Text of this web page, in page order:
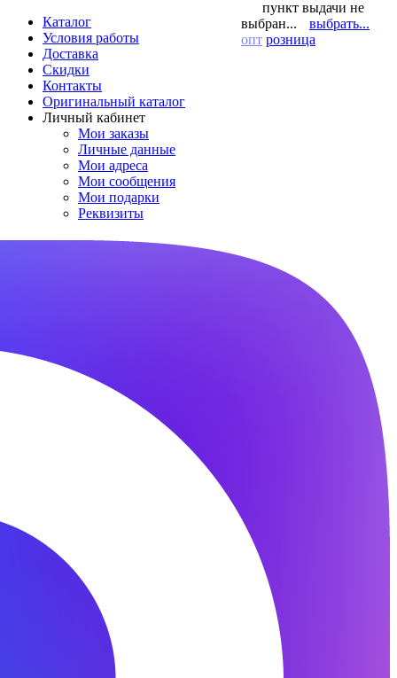
Каталог
Условия работы
Доставка
Скидки
Контакты
Оригинальный каталог
Личный кабинет
Мои заказы
Личные данные
Мои адреса
Мои сообщения
Мои подарки
Реквизиты
пункт выдачи не
выбран...
выбрать...
опт розница